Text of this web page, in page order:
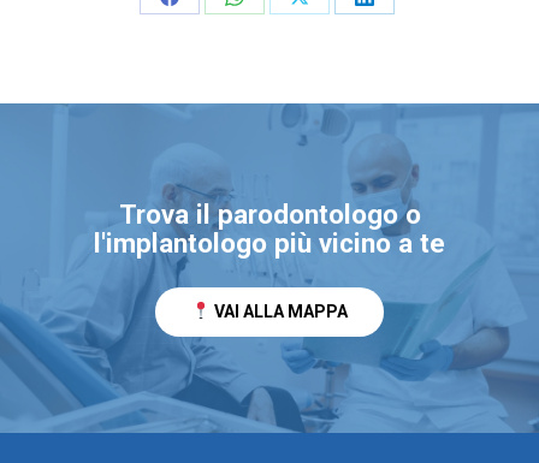
CondividiCondividiCondividiCondividi
Trova il parodontologo o
l'implantologo più vicino a te
VAI ALLA MAPPA